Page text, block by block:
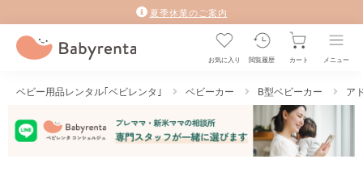
夏季休業のご案内
お気に入り 閲覧履歴 カート メニュー
ベビー用品レンタル｢ベビレンタ｣ ベビーカー B型ベビーカー ア